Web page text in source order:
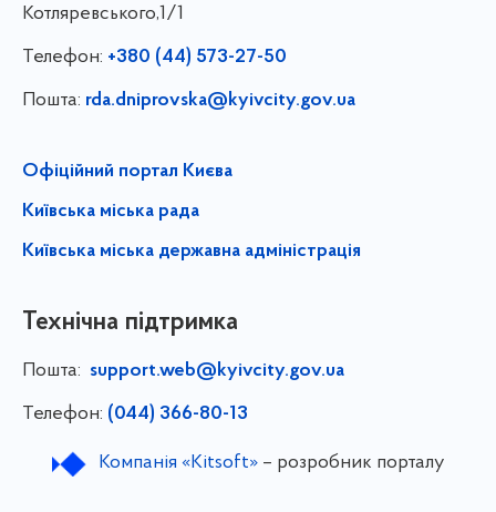
Котляревського,1/1
Телефон: +380 (44) 573-27-50
Пошта: rda.dniprovska@kyivcity.gov.ua
Офіційний портал Києва
Київська міська рада
Київська міська державна адміністрація
Технічна підтримка
Пошта: support.web@kyivcity.gov.ua
Телефон: (044) 366-80-13
Компанія «Kitsoft»– розробник порталу